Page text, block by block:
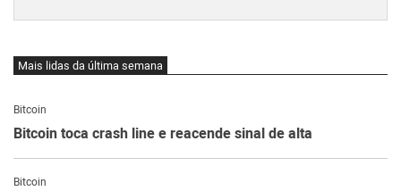
Mais lidas da última semana
Bitcoin
Bitcoin toca crash line e reacende sinal de alta
Bitcoin